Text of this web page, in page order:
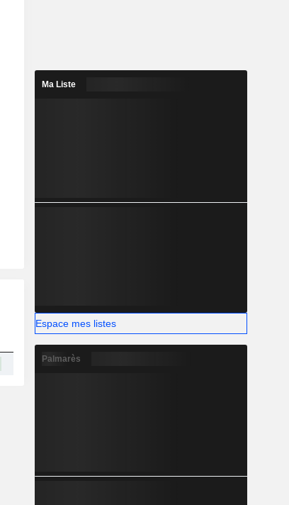
Capi. CT MT LT
1,82 Md
Ma Liste
Espace mes listes
Palmarès